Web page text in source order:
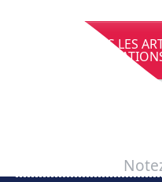
VOIR TOUS LES